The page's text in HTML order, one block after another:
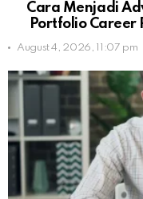
Cara Menjadi
Portfolio Career
August 4, 2026, 11:07 pm